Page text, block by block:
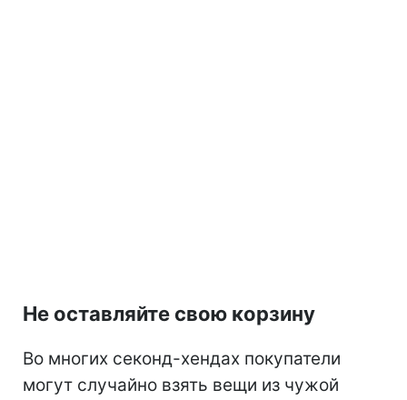
Не оставляйте свою корзину
Во многих секонд-хендах покупатели
могут случайно взять вещи из чужой